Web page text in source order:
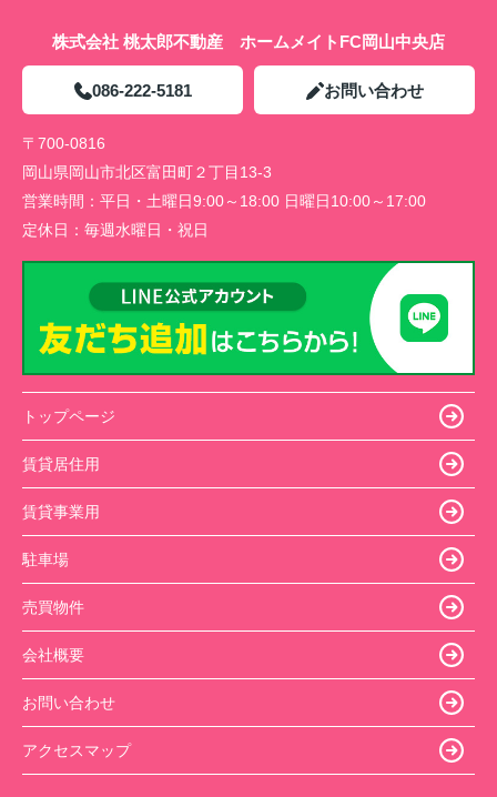
株式会社 桃太郎不動産 ホームメイトFC岡山中央店
086-222-5181 お問い合わせ
〒700-0816
岡山県岡山市北区富田町２丁目13-3
営業時間： 平日・土曜日9:00～18:00 日曜日10:00～17:00
定休日： 毎週水曜日・祝日
トップページ
賃貸居住用
賃貸事業用
駐車場
売買物件
会社概要
お問い合わせ
アクセスマップ